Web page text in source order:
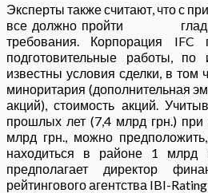
Эксперты также считают, что с
все должно пройти
требования. Корпорация IFC
подготовительные работы, по
известны условия сделки, в том
миноритария (дополнительная
акций), стоимость акций.
прошлых лет (7,4 млрд грн.) при
млрд грн., можно
находиться в районе 1 млрд
предполагает директор
рейтингового агентства IBI-